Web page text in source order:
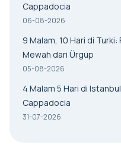
Cappadocia
06-08-2026
9 Malam, 10 Hari di
Mewah dari Ürgüp
05-08-2026
4 Malam 5 Hari di
Cappadocia
31-07-2026